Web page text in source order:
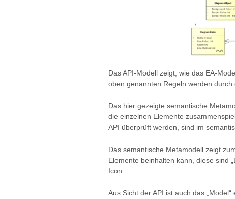
Das API-Modell zeigt, wie das EA-
oben genannten Regeln werden durch
Das hier gezeigte semantische
die einzelnen Elemente
API überprüft werden, sind im
Das semantische Metamodell zeigt
Elemente beinhalten kann, diese sind
Icon.
Aus Sicht der API ist auch das „Model“